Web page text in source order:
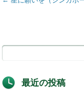
最近の投稿